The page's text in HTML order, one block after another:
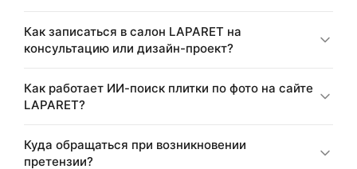
Как записаться в салон LAPARET на
консультацию или дизайн-проект?
Как работает ИИ-поиск плитки по фото на сайте
LAPARET?
Куда обращаться при возникновении
претензии?